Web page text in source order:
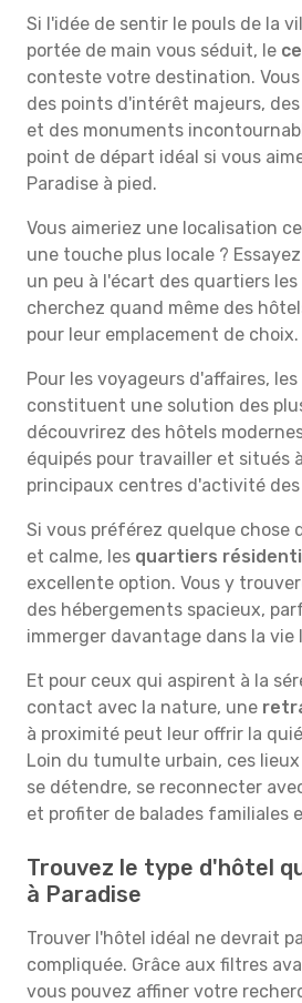
Si l'idée de sentir le pouls de la
portée de main vous séduit, le
conteste votre destination.
des points d'intérêt majeurs,
et des monuments
point de départ idéal si vous
Paradise à pied.
Vous aimeriez une localisation
une touche plus locale ?
un peu à l'écart des quartiers
cherchez quand même des
pour leur emplacement de choix.
Pour les voyageurs d'affaires, les
constituent une solution des
découvrirez des hôtels
équipés pour travailler et situés
principaux centres d'activité
Si vous préférez quelque chose
et calme, les quartiers
excellente option. Vous y
des hébergements spacieux,
immerger davantage dans la vie
Et pour ceux qui aspirent à la
contact avec la nature, une
à proximité peut leur offrir la
Loin du tumulte urbain, ces
se détendre, se reconnecter
et profiter de balades familiales
Trouvez le type d'hôtel
à Paradise
Trouver l'hôtel idéal ne devrait
compliquée. Grâce aux filtres
vous pouvez affiner votre